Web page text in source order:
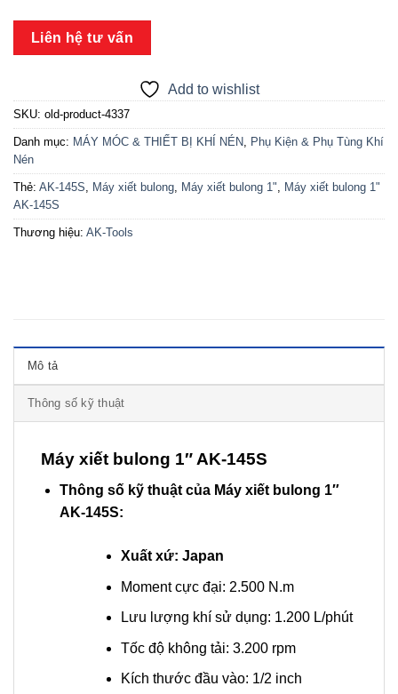
Liên hệ tư vấn
Add to wishlist
SKU: old-product-4337
Danh mục: MÁY MÓC & THIẾT BỊ KHÍ NÉN Phụ Kiện & Phụ Tùng Khí
Nén
Thẻ: AK-145S Máy xiết bulong Máy xiết bulong 1"
Máy xiết bulong 1"
AK-145S
Thương hiệu: AK-Tools
Mô tả
Thông số kỹ thuật
Máy xiết bulong 1″ AK-145S
Thông số kỹ thuật của Máy xiết bulong 1″
AK-145S:
Xuất xứ: Japan
Moment cực đại: 2.500 N.m
Lưu lượng khí sử dụng: 1.200 L/phút
Tốc độ không tải: 3.200 rpm
Kích thước đầu vào: 1/2 inch